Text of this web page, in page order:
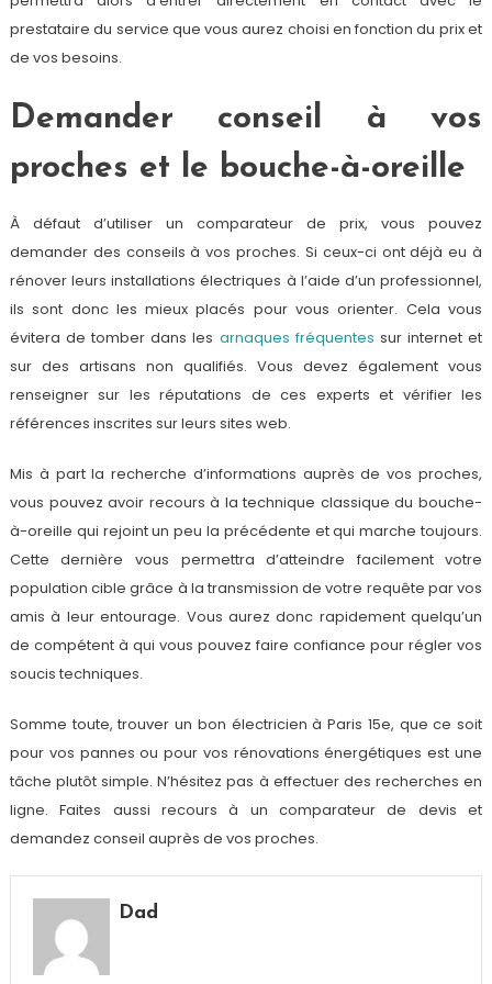
prestataire du service que vous aurez choisi en fonction du prix et
de vos besoins.
Demander conseil à vos
proches et le bouche-à-oreille
À défaut d’utiliser un comparateur de prix, vous pouvez
demander des conseils à vos proches. Si ceux-ci ont déjà eu à
rénover leurs installations électriques à l’aide d’un professionnel,
ils sont donc les mieux placés pour vous orienter. Cela vous
évitera de tomber dans les arnaques fréquentes sur internet et
sur des artisans non qualifiés. Vous devez également vous
renseigner sur les réputations de ces experts et vérifier les
références inscrites sur leurs sites web.
Mis à part la recherche d’informations auprès de vos proches,
vous pouvez avoir recours à la technique classique du bouche-
à-oreille qui rejoint un peu la précédente et qui marche toujours.
Cette dernière vous permettra d’atteindre facilement votre
population cible grâce à la transmission de votre requête par vos
amis à leur entourage. Vous aurez donc rapidement quelqu’un
de compétent à qui vous pouvez faire confiance pour régler vos
soucis techniques.
Somme toute, trouver un bon électricien à Paris 15e, que ce soit
pour vos pannes ou pour vos rénovations énergétiques est une
tâche plutôt simple. N’hésitez pas à effectuer des recherches en
ligne. Faites aussi recours à un comparateur de devis et
demandez conseil auprès de vos proches.
Dad